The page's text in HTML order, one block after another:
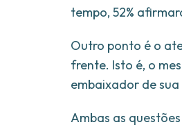
tempo, 52%
Outro ponto é o
frente. Isto é, o
embaixador de sua
Ambas as